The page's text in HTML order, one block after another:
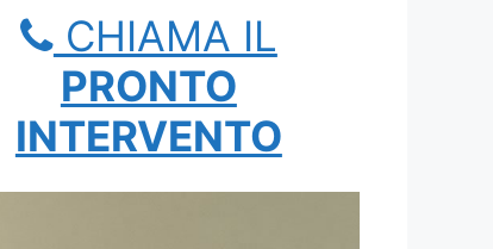
CHIAMA IL
PRONTO
INTERVENTO